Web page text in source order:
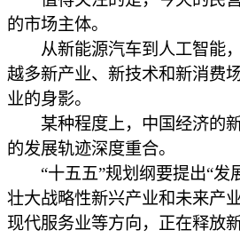
的市场主体。
从新能源汽车到人工智能，
越多新产业、新技术和新消费
业的身影。
某种程度上，中国经济的新
的发展轨迹深度重合。
“十五五”规划纲要提出“发
壮大战略性新兴产业和未来产
现代服务业等方向，正在释放